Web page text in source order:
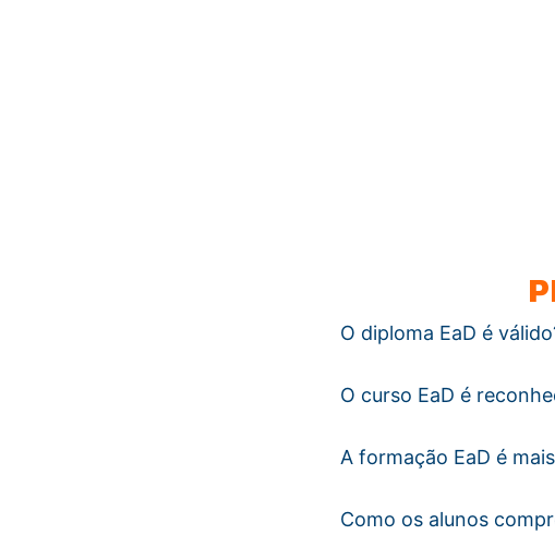
O diploma EaD é
O curso EaD é
A formação EaD é
Como os alunos